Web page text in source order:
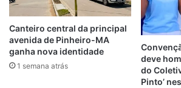
Canteiro central da principal
avenida de Pinheiro-MA
ganha nova identidade
1 semana atrás
deve
do
Pinto’